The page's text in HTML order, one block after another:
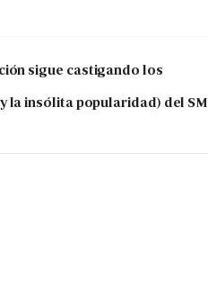
sigue castigando los
la insólita popularidad) del